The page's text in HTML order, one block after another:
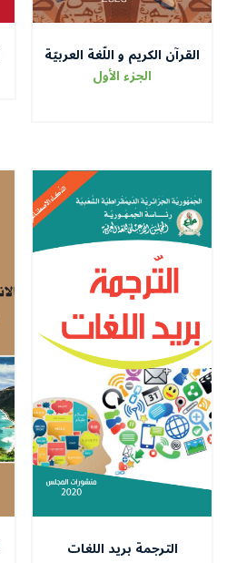
القرآن الكريم و اللّغة العربيّة
الجزء الأول
الترجمة بريد اللغات